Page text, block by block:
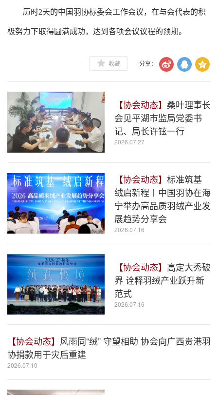
历时2天的中国羽协标委会工作会议，在与会代表的积
极努力下取得圆满成功，达到各项会议议程的预期。
收藏 分享：
【协会动态】 桑叶理事长
会见平湖市监局党委书
记、局长许铉一行
2026.07.27
【协会动态】 标准筑基
绒启新程丨中国羽协在海
宁举办高品质羽绒产业发
展趋势分享会
2026.07.16
【协会动态】 高定大秀破
界 诠释羽绒产业跃升新
范式
2026.07.16
【协会动态】 风雨同“绒” 守望相助 协会向广西贵港羽
协捐款用于灾后重建
2026.07.10